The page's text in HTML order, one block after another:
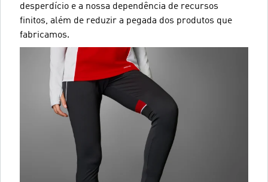
desperdício e a nossa dependência de recursos
finitos, além de reduzir a pegada dos produtos que
fabricamos.